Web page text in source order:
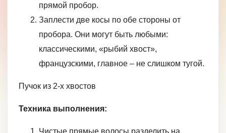
прямой пробор.
Заплести две косы по обе стороны от
пробора. Они могут быть любыми:
классическими, «рыбий хвост»,
французскими, главное – не слишком тугой.
Пучок из 2-х хвостов
Техника выполнения:
Чистые прямые волосы разделить на